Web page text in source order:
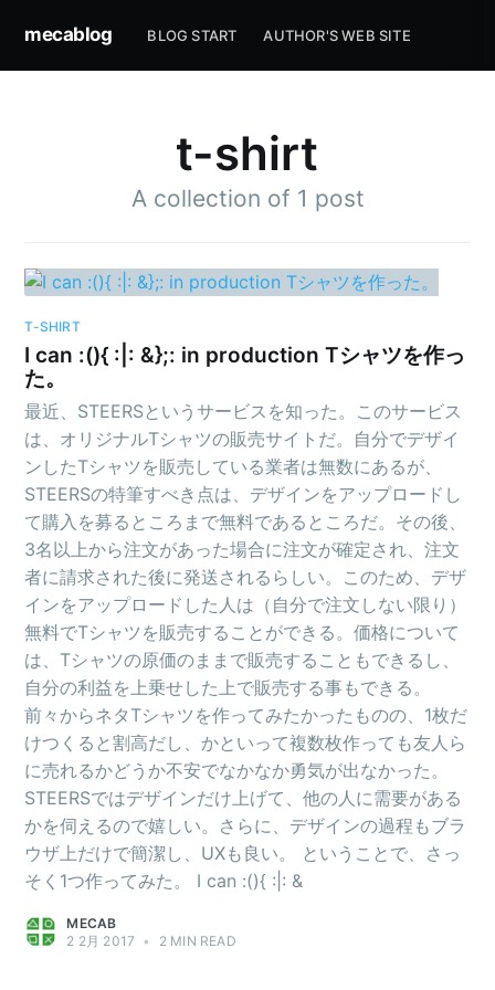
mecablog BLOG START AUTHOR'S WEB SITE
t-shirt
A collection of 1 post
T-SHIRT
I can :(){ :|: &};: in production Tシャツを作っ
た。
最近、STEERSというサービスを知った。このサービス
は、オリジナルTシャツの販売サイトだ。自分でデザイ
ンしたTシャツを販売している業者は無数にあるが、
STEERSの特筆すべき点は、デザインをアップロードし
て購入を募るところまで無料であるところだ。その後、
3名以上から注文があった場合に注文が確定され、注文
者に請求された後に発送されるらしい。このため、デザ
インをアップロードした人は（自分で注文しない限り）
無料でTシャツを販売することができる。価格について
は、Tシャツの原価のままで販売することもできるし、
自分の利益を上乗せした上で販売する事もできる。
前々からネタTシャツを作ってみたかったものの、1枚だ
けつくると割高だし、かといって複数枚作っても友人ら
に売れるかどうか不安でなかなか勇気が出なかった。
STEERSではデザインだけ上げて、他の人に需要がある
かを伺えるので嬉しい。さらに、デザインの過程もブラ
ウザ上だけで簡潔し、UXも良い。 ということで、さっ
そく1つ作ってみた。 I can :(){ :|: &
MECAB
2 2月 2017 • 2 MIN READ